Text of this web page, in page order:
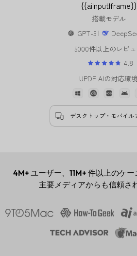
{{aiInputIframe}}
搭載モデル
5000件以上の
UPDF AIの対
4M+ ユーザー、 11M+ 件以上のケー
主要メディアからも信頼さ